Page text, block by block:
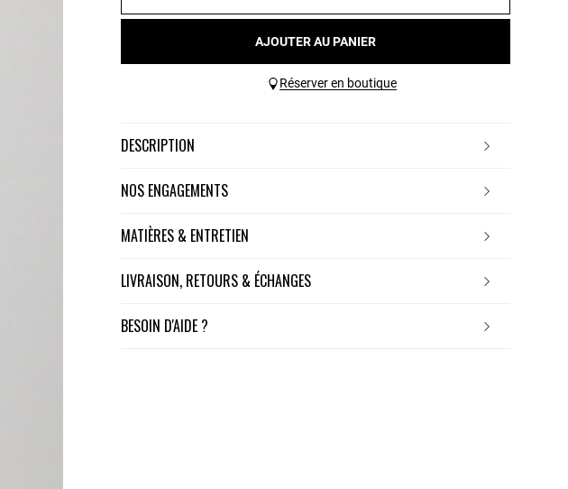
AJOUTER AU PANIER
Réserver en boutique
DESCRIPTION
NOS ENGAGEMENTS
MATIÈRES & ENTRETIEN
LIVRAISON, RETOURS & ÉCHANGES
BESOIN D'AIDE ?